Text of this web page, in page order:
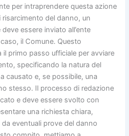
per intraprendere questa azione
del danno, un
essere inviato all’ente
il Comune. Questo
primo passo ufficiale per avviare
specificando la natura del
causato e, se possibile, una
stesso. Il processo di redazione
e deve essere svolto con
una richiesta chiara,
eventuali prove del danno